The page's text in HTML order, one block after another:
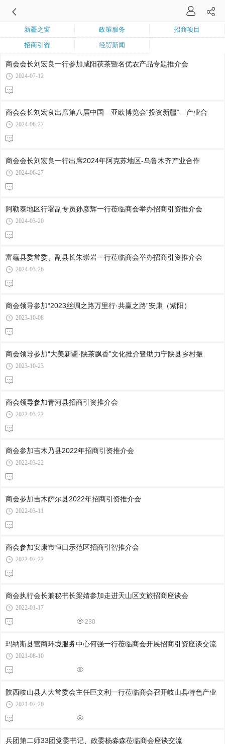
新疆之窗 政策服务 招商项目
招商引资 经贸新闻
商会会长刘宏良一行参加咸阳茯茶暨名优农产品专题推介会
2024-07-12
商会会长刘宏良出席第八届中国—亚欧博览会“投资新疆”—产业合
2024-06-27
商会会长刘宏良一行出席2024年阿克苏地区-乌鲁木齐产业合作
2024-06-27
阿勒泰地区行署副专员孙彦辉一行莅临商会举办招商引资推介会
2024-03-20
富蕴县委常委、副县长朱崇岩一行莅临商会举办招商引资推介会
2024-03-26
商会领导参加“2023丝绸之路万里行·共赢之路”安康（紫阳）
2023-10-08
商会领导参加“大美新疆·陕茶飘香”文化推介暨助力宁陕县乡村振
2023-10-23
商会领导参加青河县招商引资推介会
2022-03-22
商会参加吉木乃县2022年招商引资推介会
2022-03-22
商会参加吉木萨尔县2022年招商引资推介会
2022-03-11
商会参加安康市恒口示范区招商引智推介会
2022-07-22
商会执行会长兼秘书长梁婧参加走进天山区文旅招商座谈会
2022-01-17
230
玛纳斯县营商环境服务中心何强一行莅临商会开展招商引资座谈交流
2021-08-10
陕西岐山县人大常委会主任巨文利一行莅临商会召开岐山县特色产业
2021-07-20
兵团第二师33团党委书记、政委杨淼森莅临商会座谈交流